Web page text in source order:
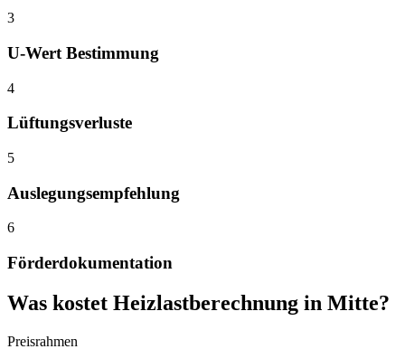
3
U-Wert Bestimmung
4
Lüftungsverluste
5
Auslegungsempfehlung
6
Förderdokumentation
Was kostet Heizlastberechnung in Mitte?
Preisrahmen